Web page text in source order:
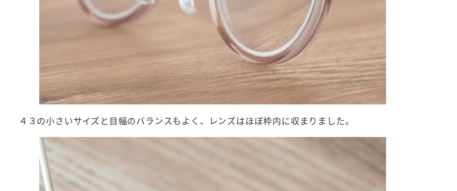
４３の小さいサイズと目幅のバランスもよく、レンズはほぼ枠内に収まりました。